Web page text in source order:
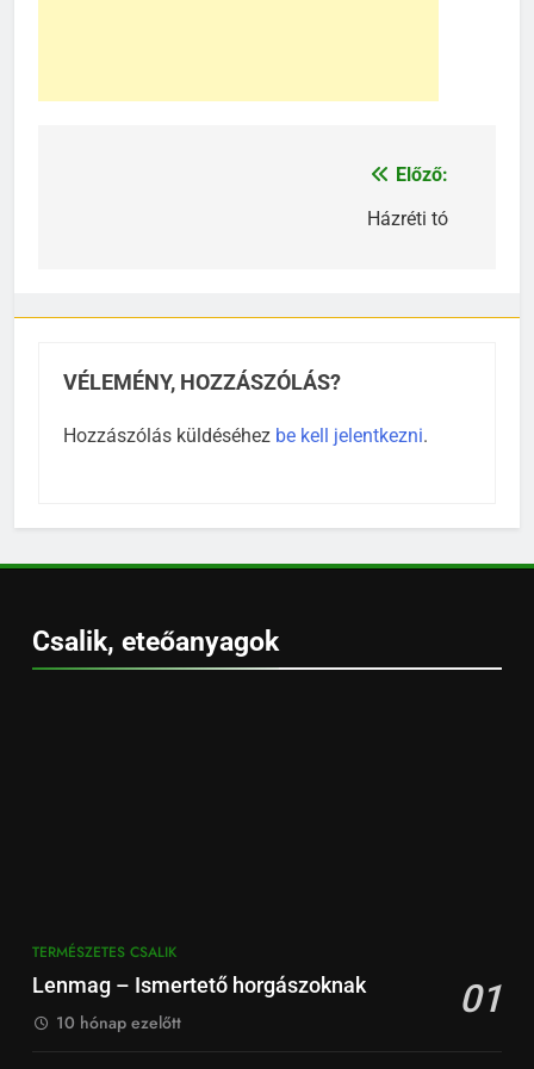
Előző:
Házréti tó
VÉLEMÉNY, HOZZÁSZÓLÁS?
Hozzászólás küldéséhez be kell jelentkezni.
Csalik, eteőanyagok
TERMÉSZETES CSALIK
Lenmag – Ismertető horgászoknak 01
10 hónap ezelőtt